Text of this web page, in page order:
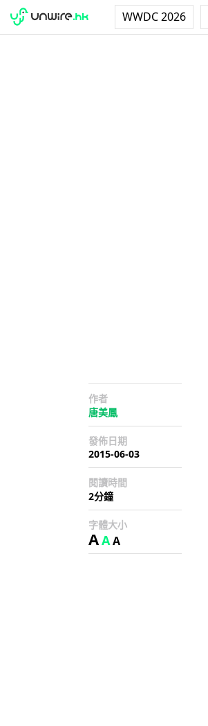
WWDC 2026
作者
唐美鳳
發佈日期
2015-06-03
閱讀時間
2分鐘
字體大小
AAA